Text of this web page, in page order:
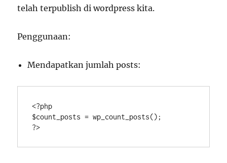
telah terpublish di wordpress kita.
Penggunaan:
Mendapatkan jumlah posts:
<?php
$count_posts = wp_count_posts();
?>